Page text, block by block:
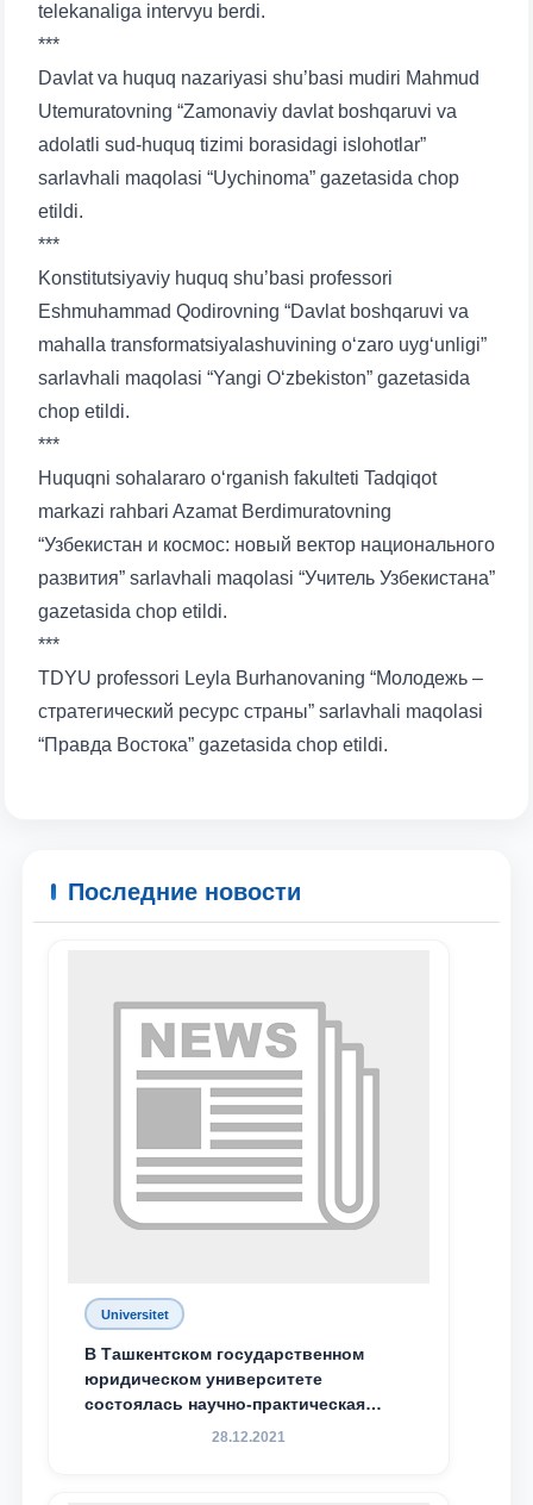
telekanaliga intervyu berdi.
***
Davlat va huquq nazariyasi shu’basi mudiri Mahmud
Utemuratovning “Zamonaviy davlat boshqaruvi va
adolatli sud-huquq tizimi borasidagi islohotlar”
sarlavhali maqolasi “Uychinoma” gazetasida chop
etildi.
***
Konstitutsiyaviy huquq shu’basi professori
Eshmuhammad Qodirovning “Davlat boshqaruvi va
mahalla transformatsiyalashuvining o‘zaro uyg‘unligi”
sarlavhali maqolasi “Yangi O‘zbekiston” gazetasida
chop etildi.
***
Huquqni sohalararo o‘rganish fakulteti Tadqiqot
markazi rahbari Azamat Berdimuratovning
“Узбекистан и космос: новый вектор национального
развития” sarlavhali maqolasi “Учитель Узбекистана”
gazetasida chop etildi.
***
TDYU professori Leyla Burhanovaning “Молодежь –
стратегический ресурс страны” sarlavhali maqolasi
“Правда Востока” gazetasida chop etildi.
Последние новости
Universitet
В Ташкентском государственном
юридическом университете
состоялась научно-практическая
конференция магистрантов
28.12.2021